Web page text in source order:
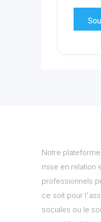
Notre
mise en relation
professionnels
ce soit pour
sociales ou le